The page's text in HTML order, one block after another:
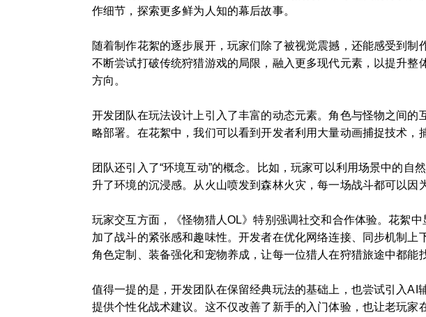
作细节，探索更多鲜为人知的幕后故事。
随着制作花絮的逐步展开，玩家们除了被视觉震撼，还能感受到
不断尝试打破传统狩猎游戏的局限，融入更多现代元素，以提升
方向。
开发团队在玩法设计上引入了丰富的动态元素。角色与怪物之间
略部署。在花絮中，我们可以看到开发者利用大量动画捕捉技术，
团队还引入了“环境互动”的概念。比如，玩家可以利用场景中的
升了环境的沉浸感。从火山喷发到森林火灾，每一场战斗都可以因
玩家交互方面，《怪物猎人OL》特别强调社交和合作体验。花絮
加了战斗的紧张感和趣味性。开发者在优化网络连接、同步机制
角色定制、装备强化和宠物养成，让每一位猎人在狩猎旅途中都能
值得一提的是，开发团队在保留经典玩法的基础上，也尝试引入
提供个性化战术建议。这不仅改善了新手的入门体验，也让老玩家